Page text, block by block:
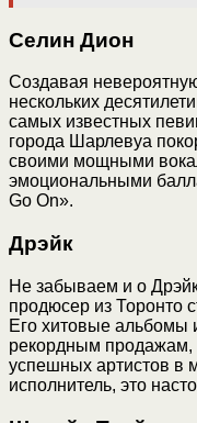
Селин Дион
Создавая
нескольких
самых известных
города Шарлевуа
своими мощными
эмоциональными
Go On».
Дрэйк
Не забываем и о
продюсер из Торонто
Его хитовые альбомы
рекордным продажам,
успешных артистов в
исполнитель, это